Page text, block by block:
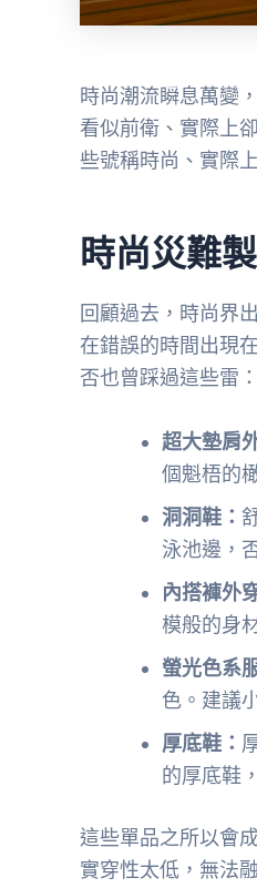
時尚潮流瞬息萬變
看似前衛、實際上
些號稱時尚、實際
時尚災難
回顧過去，時尚界
在錯誤的時間出現
否也曾踩過這些雷：
超大墊肩
個魁梧的
洞洞鞋：
泳池邊，
內搭褲外
模般的身
螢光色系
色。建議
厚底鞋：
的厚底鞋
這些單品之所以會
實穿性太低，無法